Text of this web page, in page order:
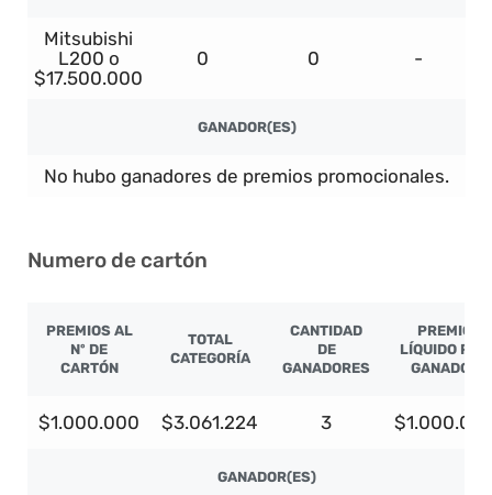
Mitsubishi
L200 o
$17.500.000
0 0 -
GANADOR(ES)
No hubo ganadores de premios promocionales.
Numero de cartón
PREMIOS AL
Nº DE
CARTÓN
TOTAL
CATEGORÍA
CANTIDAD
DE
GANADORES
PREMIO
LÍQUIDO POR
GANADOR
$1.000.000 $3.061.224 3
GANADOR(ES)